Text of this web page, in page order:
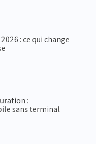
: ce qui change
:
sans terminal